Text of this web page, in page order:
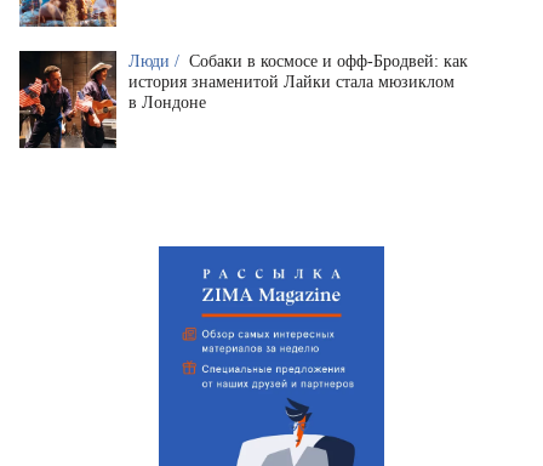
Люди / Собаки в космосе и офф-Бродвей: как
история знаменитой Лайки стала мюзиклом
в Лондоне